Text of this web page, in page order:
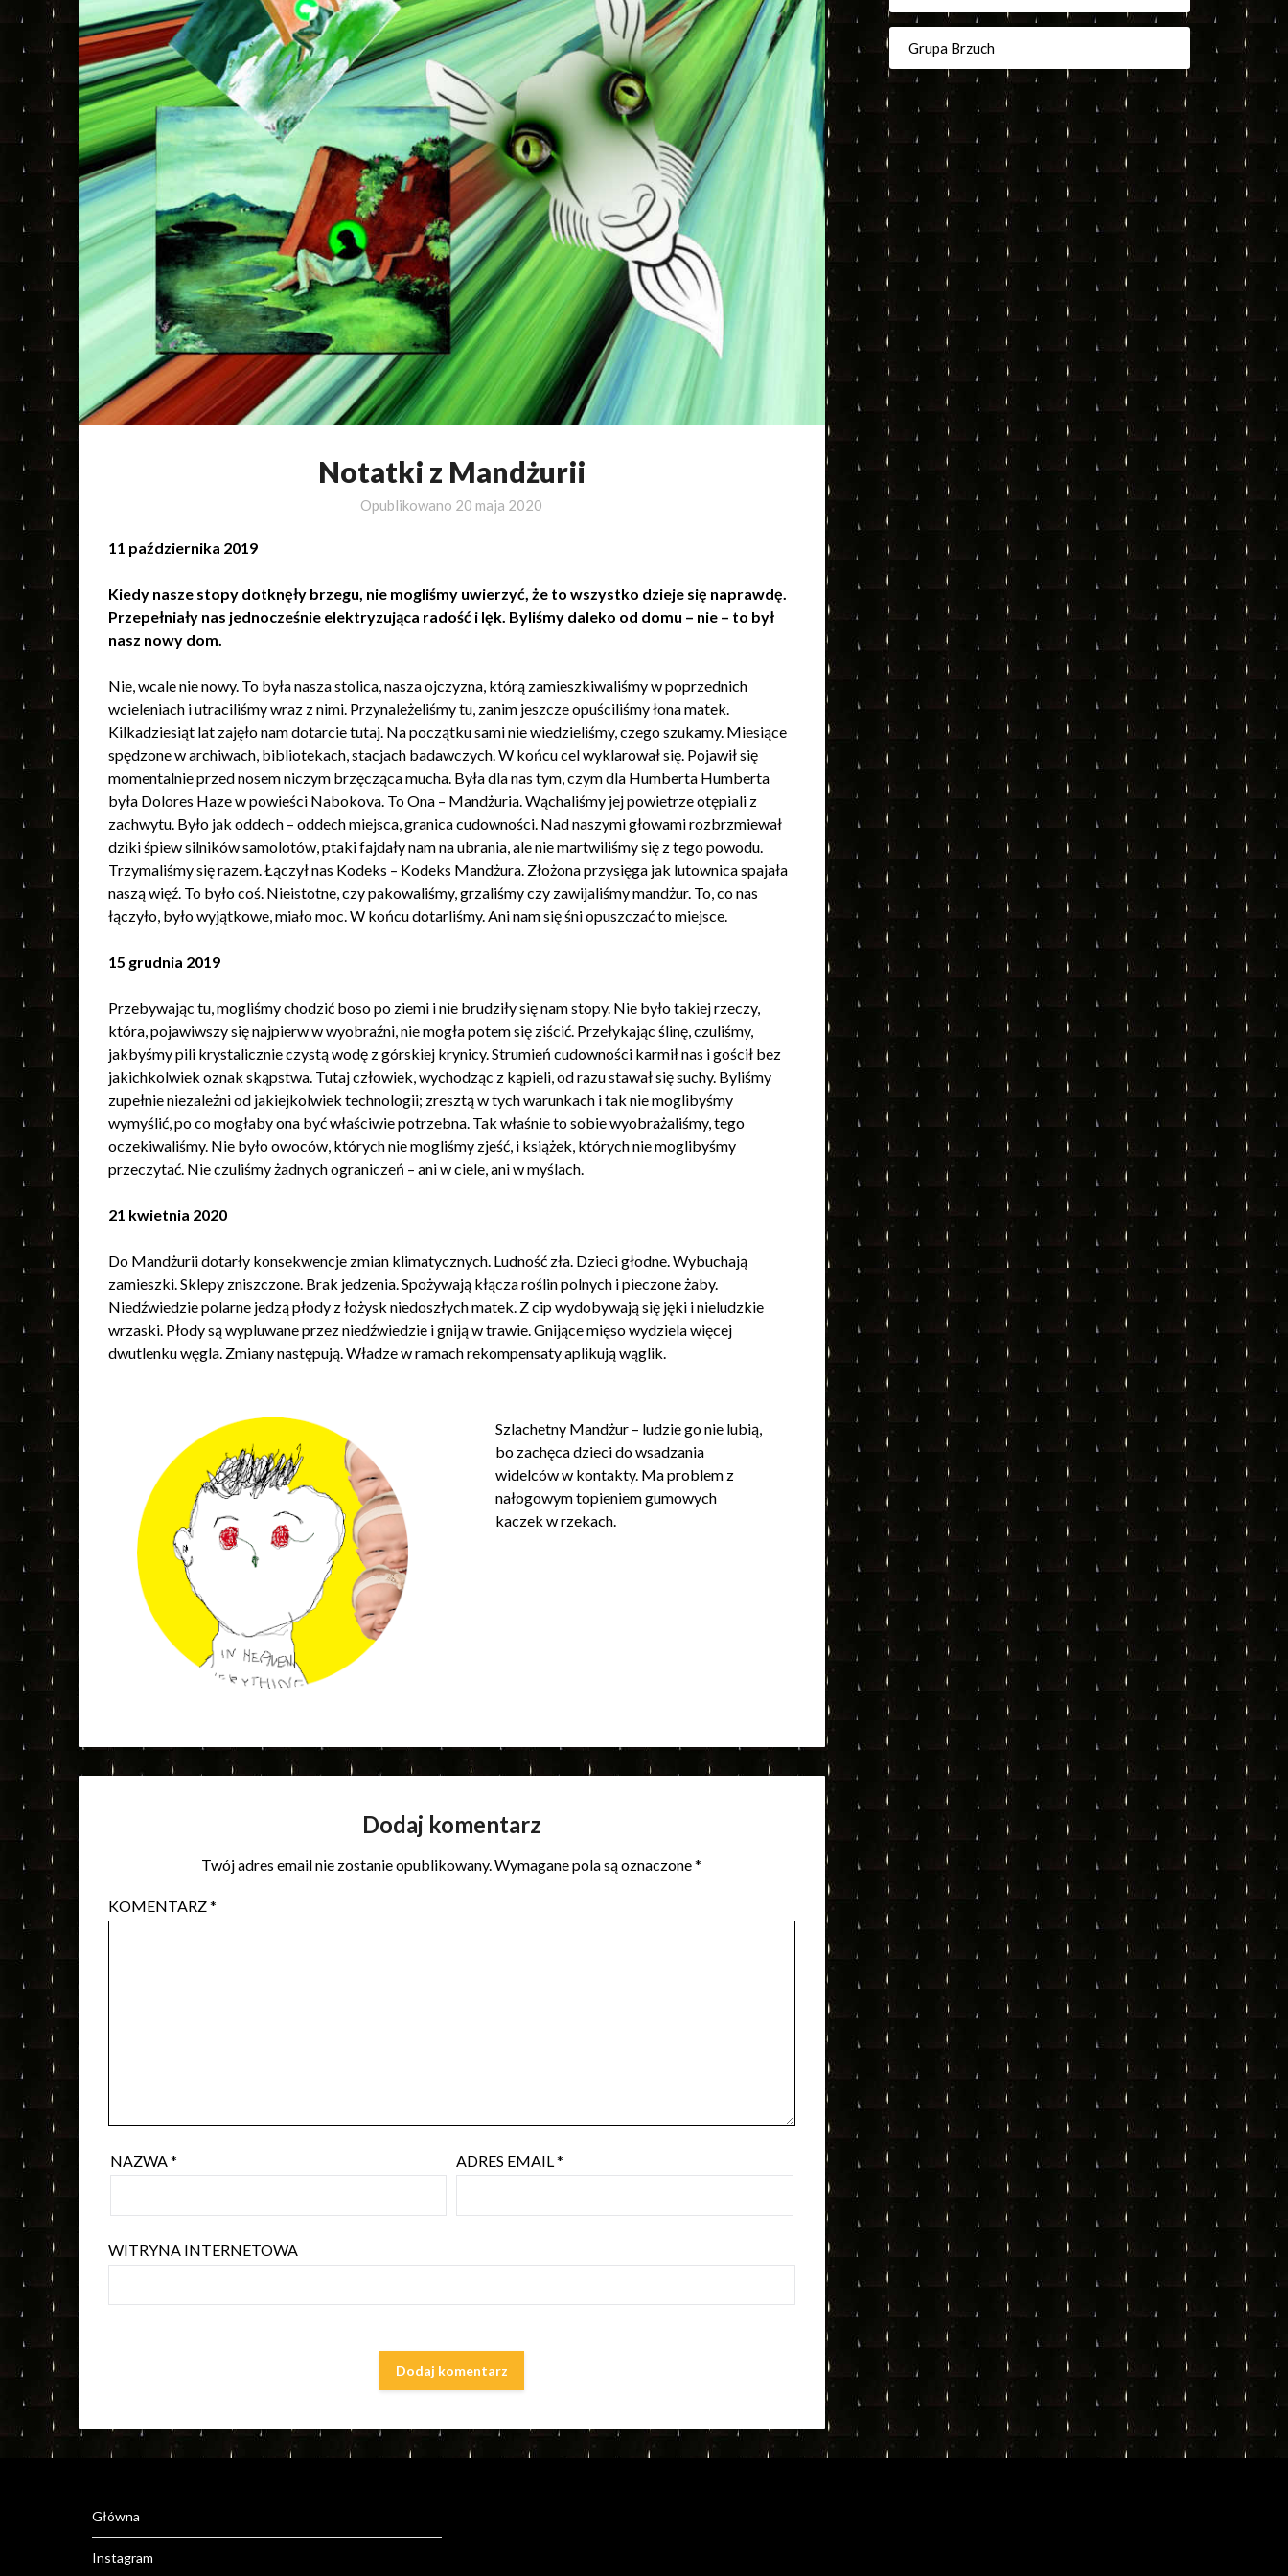
Notatki z Mandżurii
Opublikowano 20 maja 2020
11 października 2019
Kiedy nasze stopy dotknęły brzegu, nie mogliśmy uwierzyć, że to wszystko dzieje się naprawdę.
Przepełniały nas jednocześnie elektryzująca radość i lęk. Byliśmy daleko od domu – nie – to był
nasz nowy dom.
Nie, wcale nie nowy. To była nasza stolica, nasza ojczyzna, którą zamieszkiwaliśmy w poprzednich
wcieleniach i utraciliśmy wraz z nimi. Przynależeliśmy tu, zanim jeszcze opuściliśmy łona matek.
Kilkadziesiąt lat zajęło nam dotarcie tutaj. Na początku sami nie wiedzieliśmy, czego szukamy. Miesiące
spędzone w archiwach, bibliotekach, stacjach badawczych. W końcu cel wyklarował się. Pojawił się
momentalnie przed nosem niczym brzęcząca mucha. Była dla nas tym, czym dla Humberta Humberta
była Dolores Haze w powieści Nabokova. To Ona – Mandżuria. Wąchaliśmy jej powietrze otępiali z
zachwytu. Było jak oddech – oddech miejsca, granica cudowności. Nad naszymi głowami rozbrzmiewał
dziki śpiew silników samolotów, ptaki fajdały nam na ubrania, ale nie martwiliśmy się z tego powodu.
Trzymaliśmy się razem. Łączył nas Kodeks – Kodeks Mandżura. Złożona przysięga jak lutownica spajała
naszą więź. To było coś. Nieistotne, czy pakowaliśmy, grzaliśmy czy zawijaliśmy mandżur. To, co nas
łączyło, było wyjątkowe, miało moc. W końcu dotarliśmy. Ani nam się śni opuszczać to miejsce.
15 grudnia 2019
Przebywając tu, mogliśmy chodzić boso po ziemi i nie brudziły się nam stopy. Nie było takiej rzeczy,
która, pojawiwszy się najpierw w wyobraźni, nie mogła potem się ziścić. Przełykając ślinę, czuliśmy,
jakbyśmy pili krystalicznie czystą wodę z górskiej krynicy. Strumień cudowności karmił nas i gościł bez
jakichkolwiek oznak skąpstwa. Tutaj człowiek, wychodząc z kąpieli, od razu stawał się suchy. Byliśmy
zupełnie niezależni od jakiejkolwiek technologii; zresztą w tych warunkach i tak nie moglibyśmy
wymyślić, po co mogłaby ona być właściwie potrzebna. Tak właśnie to sobie wyobrażaliśmy, tego
oczekiwaliśmy. Nie było owoców, których nie mogliśmy zjeść, i książek, których nie moglibyśmy
przeczytać. Nie czuliśmy żadnych ograniczeń – ani w ciele, ani w myślach.
21 kwietnia 2020
Do Mandżurii dotarły konsekwencje zmian klimatycznych. Ludność zła. Dzieci głodne. Wybuchają
zamieszki. Sklepy zniszczone. Brak jedzenia. Spożywają kłącza roślin polnych i pieczone żaby.
Niedźwiedzie polarne jedzą płody z łożysk niedoszłych matek. Z cip wydobywają się jęki i nieludzkie
wrzaski. Płody są wypluwane przez niedźwiedzie i gniją w trawie. Gnijące mięso wydziela więcej
dwutlenku węgla. Zmiany następują. Władze w ramach rekompensaty aplikują wąglik.
Szlachetny Mandżur – ludzie go nie lubią,
bo zachęca dzieci do wsadzania
widelców w kontakty. Ma problem z
nałogowym topieniem gumowych
kaczek w rzekach.
Dodaj komentarz
Twój adres email nie zostanie opublikowany.Wymagane pola są oznaczone*
KOMENTARZ*
NAZWA* ADRES EMAIL*
WITRYNA INTERNETOWA
Grupa Brzuch
Główna
Instagram